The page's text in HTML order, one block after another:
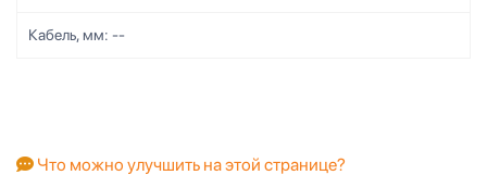
Кабель, мм: --
Что можно улучшить на этой странице?